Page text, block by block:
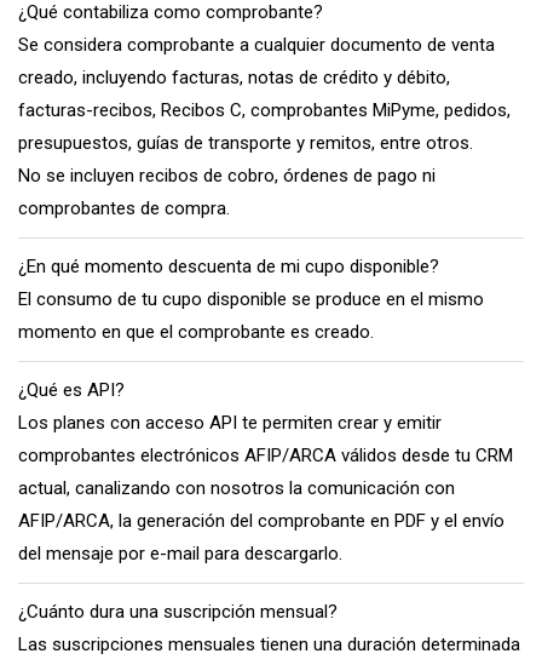
¿Qué contabiliza como comprobante?
Se considera comprobante a cualquier documento de venta
creado, incluyendo facturas, notas de crédito y débito,
facturas-recibos, Recibos C, comprobantes MiPyme, pedidos,
presupuestos, guías de transporte y remitos, entre otros.
No se incluyen recibos de cobro, órdenes de pago ni
comprobantes de compra.
¿En qué momento descuenta de mi cupo disponible?
El consumo de tu cupo disponible se produce en el mismo
momento en que el comprobante es creado.
¿Qué es API?
Los planes con acceso API te permiten crear y emitir
comprobantes electrónicos AFIP/ARCA válidos desde tu CRM
actual, canalizando con nosotros la comunicación con
AFIP/ARCA, la generación del comprobante en PDF y el envío
del mensaje por e-mail para descargarlo.
¿Cuánto dura una suscripción mensual?
Las suscripciones mensuales tienen una duración determinada